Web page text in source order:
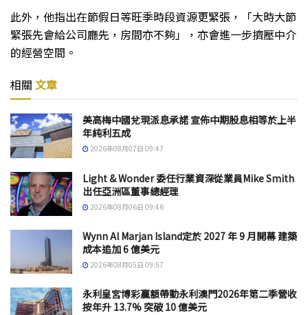
此外，他指出在節假日等旺季時段資源更緊張，「大時大節
緊張先會給公司廳先，房間亦不夠」，亦會進一步擠壓中介
的經營空間。
相關 文章
美高梅中國兌現派息承諾 宣佈中期股息相等於上半
年純利五成
2026年08月07日 09:47
Light & Wonder 委任行業資深從業員Mike Smith
出任亞洲區董事總經理
2026年08月06日 09:46
Wynn Al Marjan Island定於 2027 年 9 月開幕 建築
成本追加 6 億美元
2026年08月05日 09:57
永利皇宮博彩贏額帶動永利澳門2026年第二季營收
按年升 13.7% 突破 10 億美元